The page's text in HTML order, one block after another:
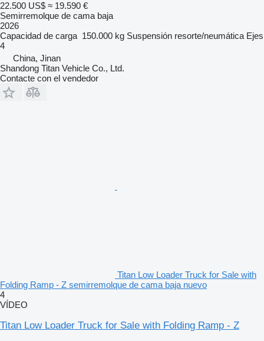
22.500 US$ ≈ 19.590 €
Semirremolque de cama baja
2026
Capacidad de carga 150.000 kg Suspensión resorte/neumática Ejes
4
China, Jinan
Shandong Titan Vehicle Co., Ltd.
Contacte con el vendedor
Titan Low Loader Truck for Sale with
Folding Ramp - Z semirremolque de cama baja nuevo
4
VÍDEO
Titan Low Loader Truck for Sale with Folding Ramp - Z